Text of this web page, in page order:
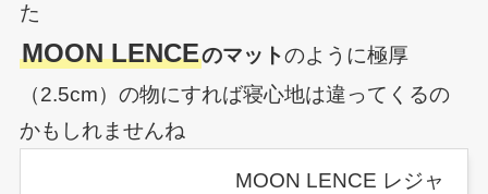
た
MOON LENCEのマットのように極厚
（2.5cm）の物にすれば寝心地は違ってくるの
かもしれませんね
MOON LENCE レジャ